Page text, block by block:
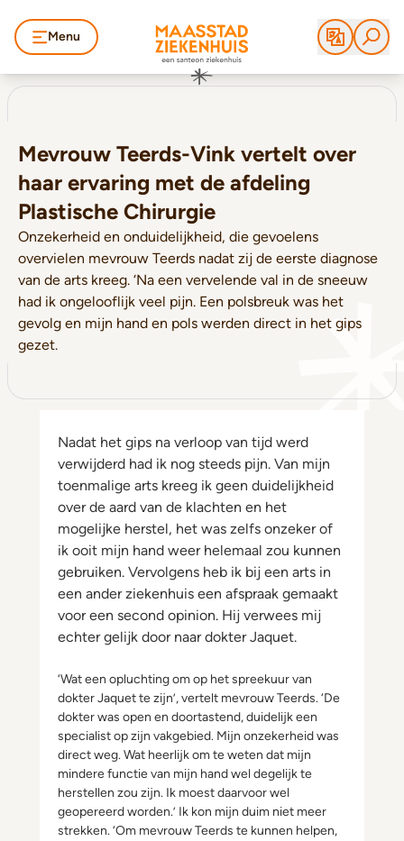
Menu
Mevrouw Teerds-Vink vertelt over
haar ervaring met de afdeling
Plastische Chirurgie
Onzekerheid en onduidelijkheid, die gevoelens
overvielen mevrouw Teerds nadat zij de eerste diagnose
van de arts kreeg. ‘Na een vervelende val in de sneeuw
had ik ongelooflijk veel pijn. Een polsbreuk was het
gevolg en mijn hand en pols werden direct in het gips
gezet.
Nadat het gips na verloop van tijd werd
verwijderd had ik nog steeds pijn. Van mijn
toenmalige arts kreeg ik geen duidelijkheid
over de aard van de klachten en het
mogelijke herstel, het was zelfs onzeker of
ik ooit mijn hand weer helemaal zou kunnen
gebruiken. Vervolgens heb ik bij een arts in
een ander ziekenhuis een afspraak gemaakt
voor een second opinion. Hij verwees mij
echter gelijk door naar dokter Jaquet.
‘Wat een opluchting om op het spreekuur van
dokter Jaquet te zijn’, vertelt mevrouw Teerds. ‘De
dokter was open en doortastend, duidelijk een
specialist op zijn vakgebied. Mijn onzekerheid was
direct weg. Wat heerlijk om te weten dat mijn
mindere functie van mijn hand wel degelijk te
herstellen zou zijn. Ik moest daarvoor wel
geopereerd worden.’ Ik kon mijn duim niet meer
strekken. ‘Om mevrouw Teerds te kunnen helpen,